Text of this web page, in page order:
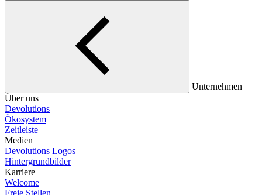
Unternehmen
Über uns
Devolutions
Ökosystem
Zeitleiste
Medien
Devolutions Logos
Hintergrundbilder
Karriere
Welcome
Freie Stellen